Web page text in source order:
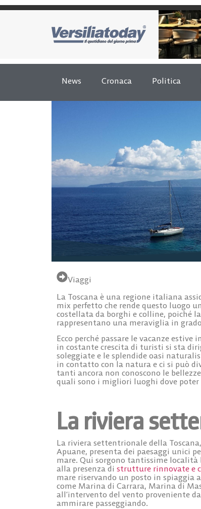
News Cronaca Politica
Viaggi
La Toscana è una regione italiana
mix perfetto che rende questo luogo
costellata da borghi e colline, poiché la
rappresentano una meraviglia in
Ecco perché passare le vacanze estive
in costante crescita di turisti si sta
soleggiate e le splendide oasi
in contatto con la natura e ci si può
tanti ancora non conoscono le
quali sono i migliori luoghi dove poter
La riviera
La riviera settentrionale della Toscana
Apuane, presenta dei paesaggi unici
mare. Qui sorgono tantissime località
alla presenza di strutture rinnovate e
mare riservando un posto in spiaggia
come Marina di Carrara, Marina di
all’intervento del vento proveniente
ammirare passeggiando.